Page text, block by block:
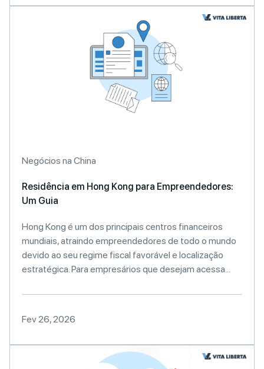
Negócios na China
Residência em Hong Kong para Empreendedores:
Um Guia
Hong Kong é um dos principais centros financeiros
mundiais, atraindo empreendedores de todo o mundo
devido ao seu regime fiscal favorável e localização
estratégica. Para empresários que desejam acessa...
Fev 26, 2026